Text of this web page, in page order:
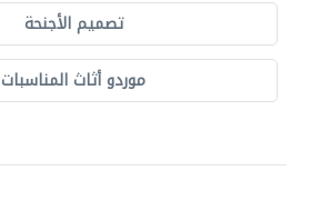
تصميم الأجنحة
موردو أثاث المناسبات